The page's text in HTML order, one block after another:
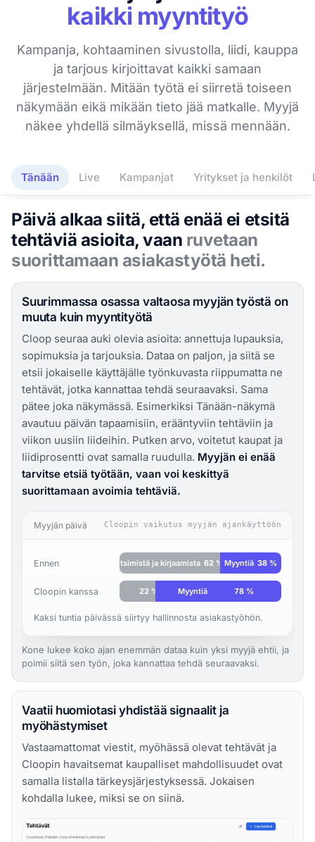
kaikki myyntityö
Kampanja, kohtaaminen sivustolla, liidi, kauppa
ja tarjous kirjoittavat kaikki samaan
järjestelmään. Mitään työtä ei siirretä toiseen
näkymään eikä mikään tieto jää matkalle. Myyjä
näkee yhdellä silmäyksellä, missä mennään.
Tänään Live Kampanjat Yritykset ja henkilöt
Päivä alkaa siitä, että enää ei etsitä
tehtäviä asioita, vaan ruvetaan
suorittamaan asiakastyötä heti.
Suurimmassa osassa valtaosa myyjän työstä on
muuta kuin myyntityötä
Cloop seuraa auki olevia asioita: annettuja lupauksia,
sopimuksia ja tarjouksia. Dataa on paljon, ja siitä se
etsii jokaiselle käyttäjälle työnkuvasta riippumatta ne
tehtävät, jotka kannattaa tehdä seuraavaksi. Sama
pätee joka näkymässä. Esimerkiksi Tänään-näkymä
avautuu päivän tapaamisiin, erääntyviin tehtäviin ja
viikon uusiin liideihin. Putken arvo, voitetut kaupat ja
liidiprosentti ovat samalla ruudulla. Myyjän ei enää
tarvitse etsiä työtään, vaan voi keskittyä
suorittamaan avoimia tehtäviä.
Myyjän päivä Cloopin vaikutus myyjän ajankäyttöön
Ennen Etsimistä ja kirjaamista 62 % Myyntiä 38 %
Cloopin kanssa 22 % Myyntiä 78 %
Kaksi tuntia päivässä siirtyy hallinnosta asiakastyöhön.
Kone lukee koko ajan enemmän dataa kuin yksi myyjä ehtii, ja
poimii siitä sen työn, joka kannattaa tehdä seuraavaksi.
Vaatii huomiotasi yhdistää signaalit ja
myöhästymiset
Vastaamattomat viestit, myöhässä olevat tehtävät ja
Cloopin havaitsemat kaupalliset mahdollisuudet ovat
samalla listalla tärkeysjärjestyksessä. Jokaisen
kohdalla lukee, miksi se on siinä.